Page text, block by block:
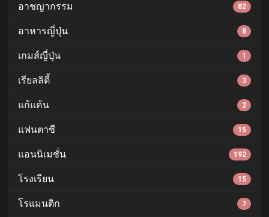
อาชญากรรม 82
อาหารญี่ปุ่น 8
เกมส์ญี่ปุ่น 1
เรียลลิตี้ 3
แก้แค้น 2
แฟนตาซี 15
แอนนิเมชั่น 192
โรงเรียน 15
โรแมนติก 7